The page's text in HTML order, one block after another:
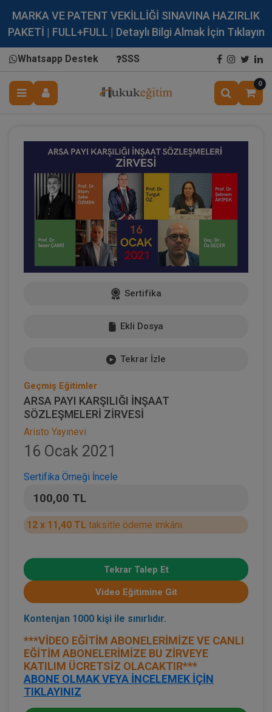
MARKA VE PATENT VEKİLLİĞİ SINAVINA HAZIRLIK
PAKETİ | FULL+FULL | Detaylı Bilgi Almak İçin Tıklayın
Whatsapp Destek SSS
0
Sertifika
Ekli Dosya
Tekrar İzle
Geçmiş Eğitimler
ARSA PAYI KARŞILIĞI İNŞAAT
SÖZLEŞMELERİ ZİRVESİ
Aristo Yayınevi
16 Ocak 2021
Sertifika Örneği İncele
100,00 TL
12 x 11,40 TL taksitle ödeme imkânı.
Tekrar Talep Et
Video Eğitimine Git
Kontenjan 1000 kişi ile sınırlıdır.
***VİDEO EĞİTİM ABONELERİMİZE VE CANLI
EĞİTİM ABONELERİMİZE BU ZİRVEYE
KATILIM ÜCRETSİZ OLACAKTIR***
ABONE OLMAK VEYA İNCELEMEK İÇİN
TIKLAYINIZ